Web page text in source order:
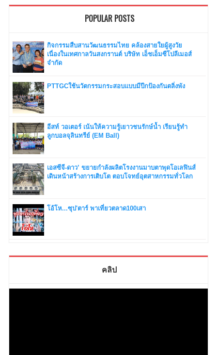
POPULAR POSTS
กิจกรรมสืบสานวัฒนธรรมไทย คล้องสายใยผู้สูงวัย
เนื่องในเทศกาลวันสงกรานต์ บริษัท เอ็ชเอ็มซีโปลีเมอส์
จำกัด
PTTGCใช้นวัตกรรมกระสอบแบบมีปีกป้องกันตลิ่งพัง
อีสท์ วอเตอร์ เน้นให้ความรู้เยาวชนรักษ์น้ำ เรียนรู้ทำ
ลูกบอลจุลินทรีย์ (EM Ball)
เอสซีจี-ดาว’ ขยายกำลังผลิตโรงงานมาบตาพุดโอเลฟินส์
เดินหน้าสร้างการเติบโต ตอบโจทย์อุตสาหกรรมทั่วโลก
โอ้โห...ซุป'ตาร์ พาเที่ยวตลาด100เสา
คลิป